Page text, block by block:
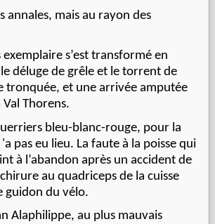
annales, mais au rayon des
s’est transformé en
déluge de grêle et le torrent de
tronquée, et une arrivée amputée
Thorens.
bleu-blanc-rouge, pour la
pas eu lieu. La faute à la poisse qui
à l’abandon après un accident de
au quadriceps de la cuisse
guidon du vélo.
Alaphilippe, au plus mauvais